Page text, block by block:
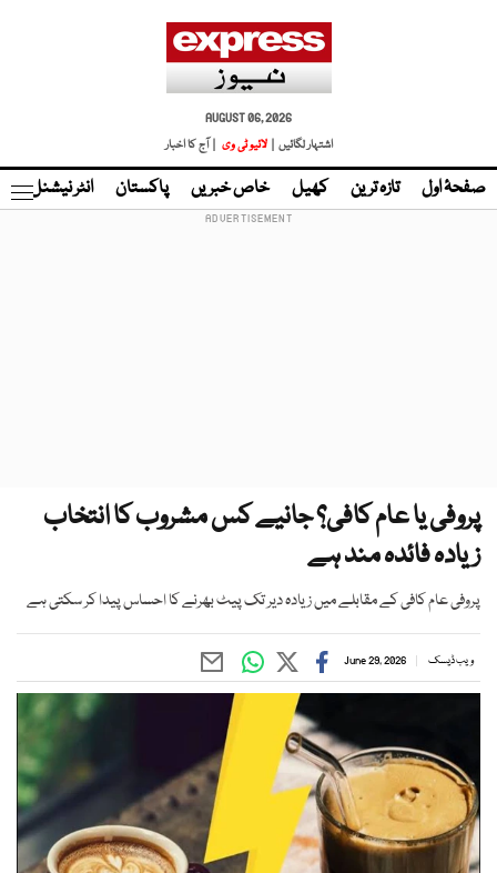
AUGUST 06, 2026
اشتہار لگائیں |
لائیو ٹی وی | آج کا اخبار
صفحۂ اول تازہ ترین کھیل خاص خبریں پاکستان انٹر نیشنل
پروفی یا عام کافی؟ جانیے کس مشروب کا انتخاب
زیادہ فائدہ مند ہے
پروفی عام کافی کے مقابلے میں زیادہ دیر تک پیٹ بھرنے کا احساس پیدا کر سکتی ہے
ویب ڈیسک June 29, 2026